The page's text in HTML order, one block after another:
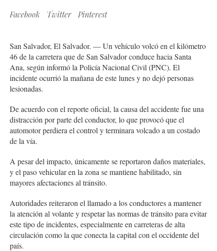
Facebook Twitter Pinterest
San Salvador, El Salvador. — Un vehículo volcó en el kilómetro
46 de la carretera que de San Salvador conduce hacia Santa
Ana, según informó la Policía Nacional Civil (PNC). El
incidente ocurrió la mañana de este lunes y no dejó personas
lesionadas.
De acuerdo con el reporte oficial, la causa del accidente fue una
distracción por parte del conductor, lo que provocó que el
automotor perdiera el control y terminara volcado a un costado
de la vía.
A pesar del impacto, únicamente se reportaron daños materiales,
y el paso vehicular en la zona se mantiene habilitado, sin
mayores afectaciones al tránsito.
Autoridades reiteraron el llamado a los conductores a mantener
la atención al volante y respetar las normas de tránsito para evitar
este tipo de incidentes, especialmente en carreteras de alta
circulación como la que conecta la capital con el occidente del
país.